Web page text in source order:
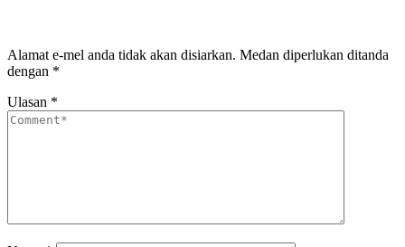
Alamat e-mel anda tidak akan disiarkan. Medan diperlukan ditanda
dengan *
Ulasan *